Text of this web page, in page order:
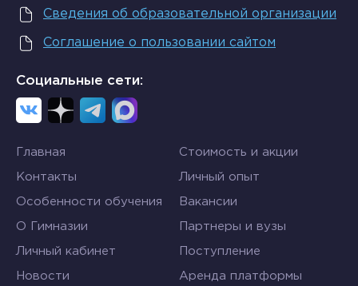
Сведения об образовательной организации
Соглашение о пользовании сайтом
Социальные сети:
Главная Стоимость и акции
Контакты Личный опыт
Особенности обучения Вакансии
О Гимназии Партнеры и вузы
Личный кабинет Поступление
Новости Аренда платформы